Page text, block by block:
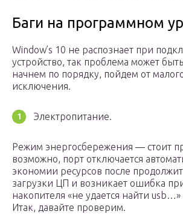
Баги на программном
Window’s 10 не распознает при
устройство, так проблема может
начнем по порядку, пойдем от
исключения.
Электропитание.
Режим энергосбережения — стоит
возможно, порт отключается
экономии ресурсов после
загрузки ЦП и возникает ошибка
накопителя «не удается найти
Итак, давайте проверим.